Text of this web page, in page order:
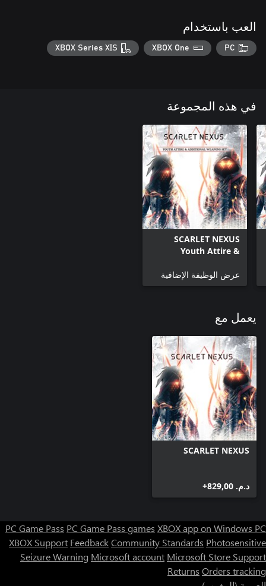
العب باستخدام
PC
XBOX One
XBOX Series X|S
في هذه المجموعة
SCARLET NEXUS
Youth Attire &
Set
عرض الوظيفة الإضافية
يعمل مع
SCARLET NEXUS
د.م.‏ 829,00+
PC Game Pass PC Game Pass games XBOX app on Windows PC
XBOX Support FeedbackCommunity Standards Photosensitive
Seizure Warning Microsoft account Microsoft Store Support
Returns Orders tracking